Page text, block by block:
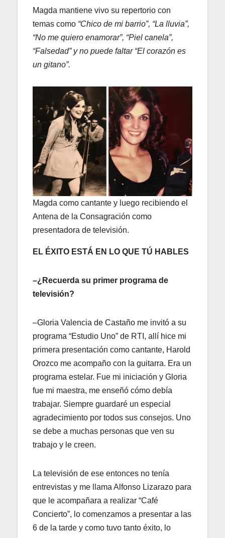
Magda mantiene vivo su repertorio con
temas como “Chico de mi barrio”, “La lluvia”,
“No me quiero enamorar”, “Piel canela”,
“Falsedad” y no puede faltar “El corazón es
un gitano”.
Magda como cantante y luego recibiendo el
Antena de la Consagración como
presentadora de televisión.
EL ÉXITO ESTÁ EN LO QUE TÚ HABLES
–¿Recuerda su primer programa de
televisión?
–Gloria Valencia de Castaño me invitó a su
programa “Estudio Uno” de RTI, allí hice mi
primera presentación como cantante, Harold
Orozco me acompaño con la guitarra. Era un
programa estelar. Fue mi iniciación y Gloria
fue mi maestra, me enseñó cómo debía
trabajar. Siempre guardaré un especial
agradecimiento por todos sus consejos. Uno
se debe a muchas personas que ven su
trabajo y le creen.
La televisión de ese entonces no tenía
entrevistas y me llama Alfonso Lizarazo para
que le acompañara a realizar “Café
Concierto”, lo comenzamos a presentar a las
6 de la tarde y como tuvo tanto éxito, lo